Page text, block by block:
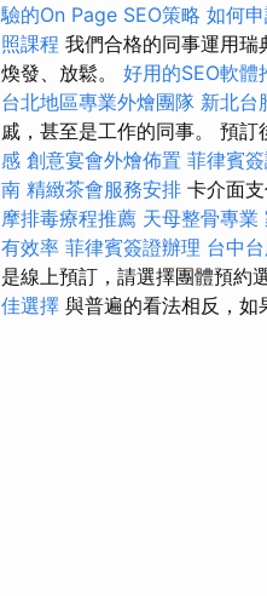
驗的On Page SEO策略 如何
照課程 我們合格的同事運用瑞
煥發、放鬆。 好用的SEO軟體
台北地區專業外燴團隊 新北台
戚，甚至是工作的同事。 預
感 創意宴會外燴佈置 菲律賓
南 精緻茶會服務安排 卡介面
摩排毒療程推薦 天母整骨專業
有效率 菲律賓簽證辦理 台中
是線上預訂，請選擇團體預約
佳選擇 與普遍的看法相反，如